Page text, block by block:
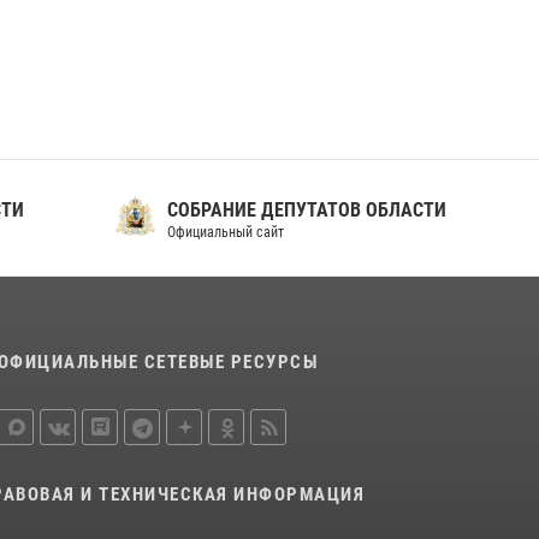
СОБРАНИЕ ДЕПУТАТОВ ОБЛАСТИ
Официальный сайт
СЕТЕВЫЕ РЕСУРСЫ
И ТЕХНИЧЕСКАЯ ИНФОРМАЦИЯ